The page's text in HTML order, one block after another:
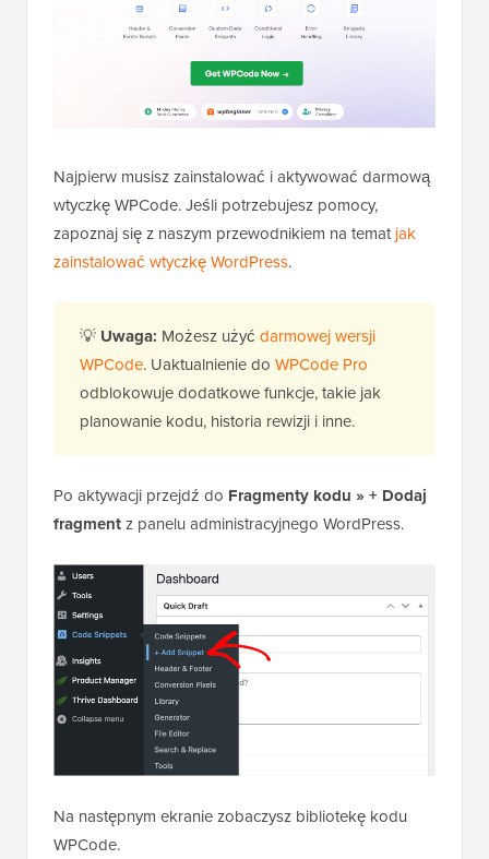
Najpierw musisz zainstalować i aktywować darmową
wtyczkę WPCode. Jeśli potrzebujesz pomocy,
zapoznaj się z naszym przewodnikiem na tematjak
zainstalować wtyczkę WordPress.
💡 Uwaga: Możesz użyć darmowej wersji
WPCode. Uaktualnienie do WPCode Pro
odblokowuje dodatkowe funkcje, takie jak
planowanie kodu, historia rewizji i inne.
Po aktywacji przejdź do Fragmenty kodu » + Dodaj
fragmentz panelu administracyjnego WordPress.
Na następnym ekranie zobaczysz bibliotekę kodu
WPCode.